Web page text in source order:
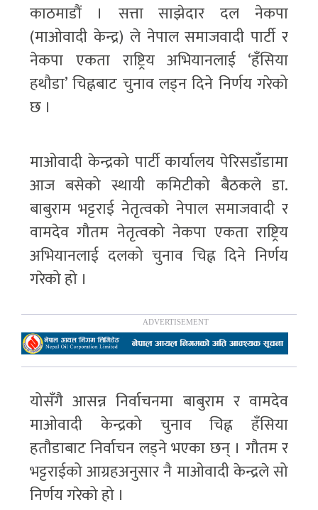
काठमाडौं । सत्ता साझेदार दल नेकपा
(माओवादी केन्द्र) ले नेपाल समाजवादी पार्टी र
नेकपा एकता राष्ट्रिय अभियानलाई ‘हँसिया
हथौडा’ चिह्नबाट चुनाव लड्न दिने निर्णय गरेको
छ ।
माओवादी केन्द्रको पार्टी कार्यालय पेरिसडाँडामा
आज बसेको स्थायी कमिटीको बैठकले डा.
बाबुराम भट्टराई नेतृत्वको नेपाल समाजवादी र
वामदेव गौतम नेतृत्वको नेकपा एकता राष्ट्रिय
अभियानलाई दलको चुनाव चिह्न दिने निर्णय
गरेको हो ।
योसँगै आसन्न निर्वाचनमा बाबुराम र वामदेव
माओवादी केन्द्रको चुनाव चिह्न हँसिया
हतौडाबाट निर्वाचन लड्ने भएका छन् । गौतम र
भट्टराईको आग्रहअनुसार नै माओवादी केन्द्रले सो
निर्णय गरेको हो ।